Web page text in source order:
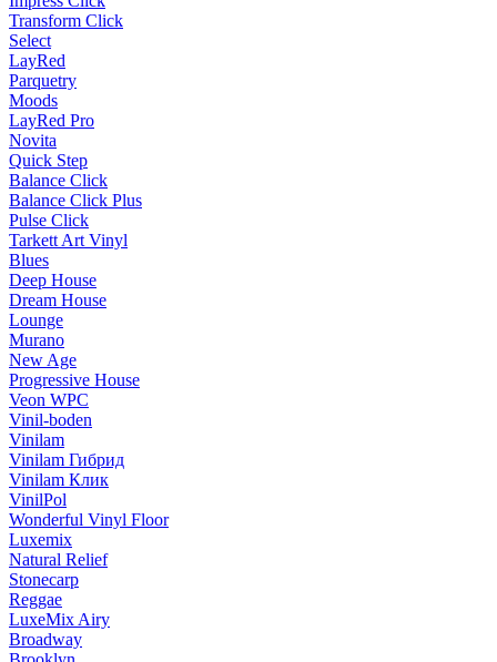
Transform Click
Select
LayRed
Parquetry
Moods
LayRed Pro
Novita
Quick Step
Balance Click
Balance Click Plus
Pulse Click
Tarkett Art Vinyl
Blues
Deep House
Dream House
Lounge
Murano
New Age
Progressive House
Veon WPC
Vinil-boden
Vinilam
Vinilam Гибрид
Vinilam Клик
VinilPol
Wonderful Vinyl Floor
Luxemix
Natural Relief
Stonecarp
Reggae
LuxeMix Airy
Broadway